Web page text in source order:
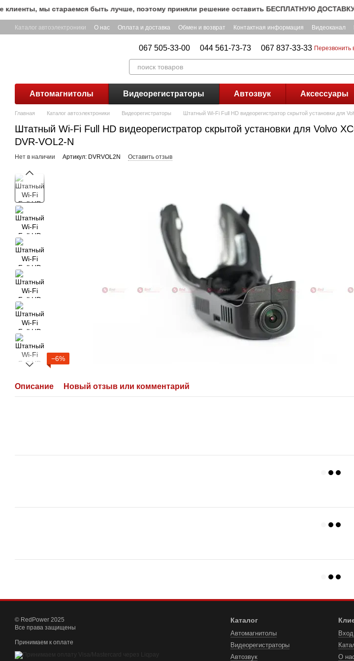
Перейти к основному контенту
мы стараемся быть лучше, поэтому приняли решение оставить БЕСПЛАТНУЮ ДОСТАВКУ
Каталог автоэлектроники О нас Оплата и доставка Обмен и возврат Контактная информация Видеоканал
067 505-33-00 044 561-73-73 067 837-33-33 Перезвонить
Автомагнитолы Видеорегистраторы Автозвук Аксессуары
Главная Каталог автоэлектроники Видеорегистраторы Штатный Wi-Fi Full HD видеорегистратор скрытой установки для
Штатный Wi-Fi Full HD видеорегистратор скрытой установки для Volvo
DVR-VOL2-N
Нет в наличии Артикул: DVRVOL2N Оставить отзыв
−6%
Описание Новый отзыв или комментарий
© RedPower 2025
Все права защищены
Принимаем к оплате
Каталог
Автомагнитолы
Видеорегистраторы
Автозвук
О